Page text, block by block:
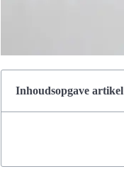
Inhoudsopgave artikel